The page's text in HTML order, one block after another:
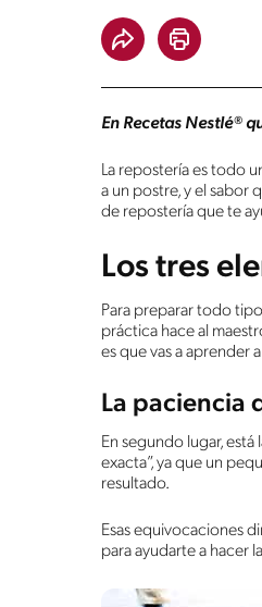
En Recetas Nestlé®
La repostería es todo
a un postre, y el sabor
de repostería que te
Los tres
Para preparar todo
práctica hace al
es que vas a aprender
La paciencia
En segundo lugar,
exacta”, ya que un
resultado.
Esas equivocaciones
para ayudarte a hacer